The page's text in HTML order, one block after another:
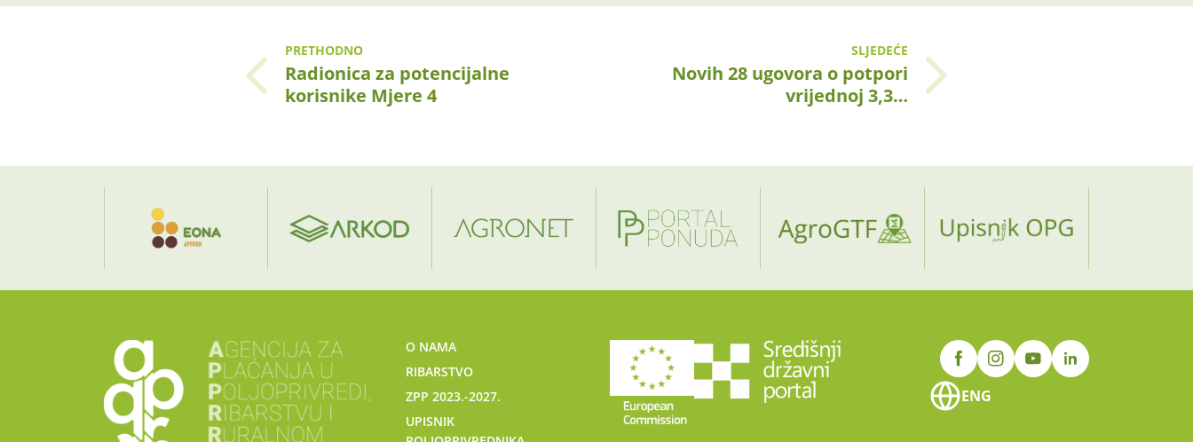
PRETHODNO
Radionica za potencijalne
korisnike Mjere 4
SLJEDEĆE
Novih 28 ugovora o potpori
vrijednoj 3,3…
O NAMA
RIBARSTVO
ZPP 2023.-2027.
UPISNIK
ENG